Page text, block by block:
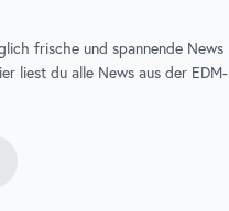
frische und spannende News
liest du alle News aus der EDM-